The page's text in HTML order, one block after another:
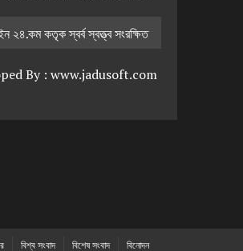
২৪.কম কতৃক স্বর্ব স্বত্ত্ব সংরক্ষিত
By : www.jadusoft.com
বিশ্ব সংবাদ বিশেষ সংবাদ বিনোদন